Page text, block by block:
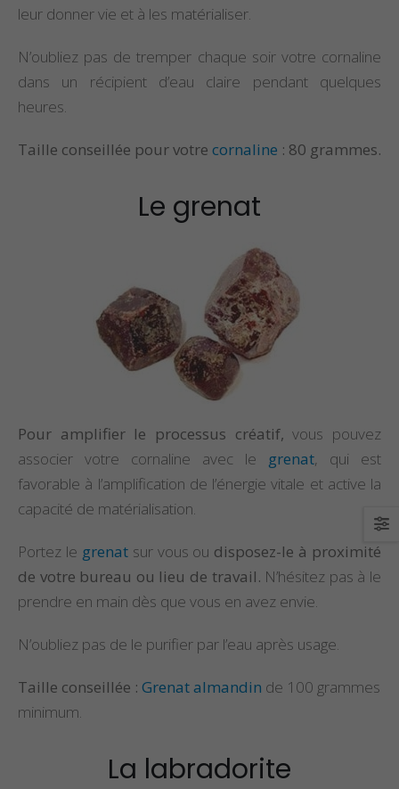
leur donner vie et à les matérialiser.
N’oubliez pas de tremper chaque soir votre cornaline
dans un récipient d’eau claire pendant quelques
heures.
Taille conseillée pour votre cornaline : 80 grammes.
Le grenat
Pour amplifier le processus créatif, vous pouvez
associer votre cornaline avec le grenat, qui est
favorable à l’amplification de l’énergie vitale et active la
capacité de matérialisation.
Portez le grenatsur vous ou disposez-le à proximité
de votre bureau ou lieu de travail. N’hésitez pas à le
prendre en main dès que vous en avez envie.
N’oubliez pas de le purifier par l’eau après usage.
Taille conseillée : Grenat almandin de 100 grammes
minimum.
La labradorite